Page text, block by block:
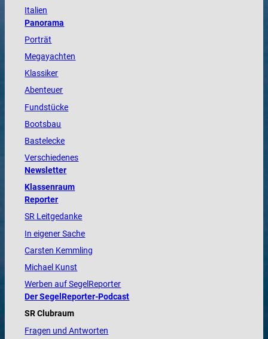
Italien
Panorama
Porträt
Megayachten
Klassiker
Abenteuer
Fundstücke
Bootsbau
Bastelecke
Verschiedenes
Newsletter
Klassenraum
Reporter
SR Leitgedanke
In eigener Sache
Carsten Kemmling
Michael Kunst
Werben auf SegelReporter
Der SegelReporter-Podcast
SR Clubraum
Fragen und Antworten